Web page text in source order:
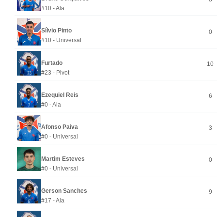
#10 - Ala
Sílvio Pinto
#10 - Universal
0
Furtado
#23 - Pivot
10
Ezequiel Reis
#0 - Ala
6
Afonso Paiva
#0 - Universal
3
Martim Esteves
#0 - Universal
0
Gerson Sanches
#17 - Ala
9